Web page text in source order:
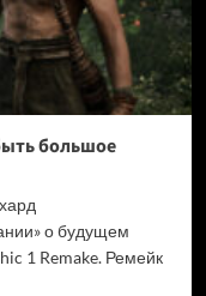
большое
о будущем
1 Remake. Ремейк